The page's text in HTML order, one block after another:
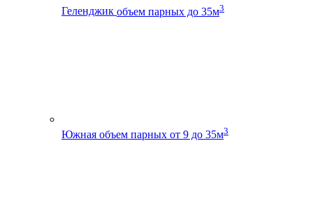
Геленджик объем парных до 35м3
Южная объем парных от 9 до 35м3